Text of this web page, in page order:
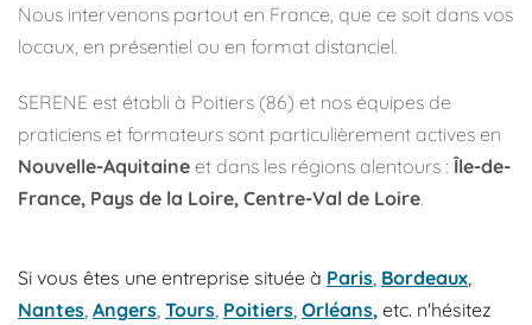
Nous intervenons partout en France, que ce soit dans vos
locaux, en présentiel ou en format distanciel.
SERENE est établi à Poitiers (86) et nos équipes de
Nouvelle-Aquitaine et dans les régions alentours : Île-de-
France, Pays de la Loire, Centre-Val de Loire.
Si vous êtes une entreprise située à Paris Bordeaux
Nantes Angers Tours Poitiers Orléans, etc. n'hésitez